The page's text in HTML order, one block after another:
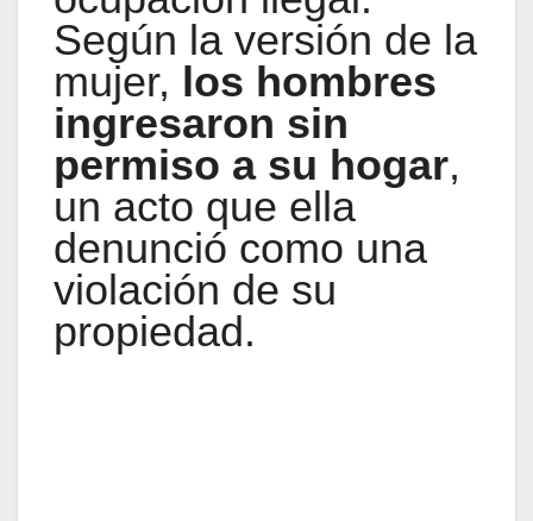
Según la versión de la
mujer, los hombres
ingresaron sin
permiso a su hogar,
un acto que ella
denunció como una
violación de su
propiedad.